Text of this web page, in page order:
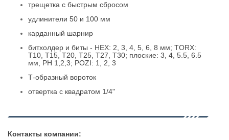
трещетка с быстрым сбросом
удлинители 50 и 100 мм
карданный шарнир
битхолдер и биты - HEX: 2, 3, 4, 5, 6, 8 мм; TORX:
T10, T15, T20, T25, Т27, T30; плоские: 3, 4, 5.5, 6.5
мм, PH 1,2,3; POZI: 1, 2, 3
Т-образный вороток
отвертка с квадратом 1/4"
Контакты компании: